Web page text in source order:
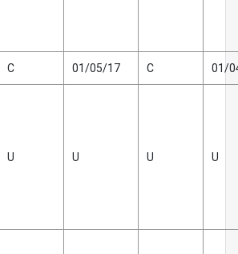
C 01/05/17 C 01/
U U U U